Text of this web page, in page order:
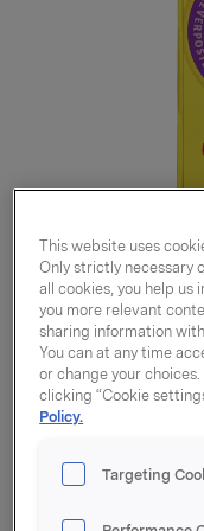
porsjon
This website uses
Only strictly necessary
all cookies, you help us
you more relevant
sharing information
You can at any time
or change your
clicking “Cookie
Policy.
Targeting